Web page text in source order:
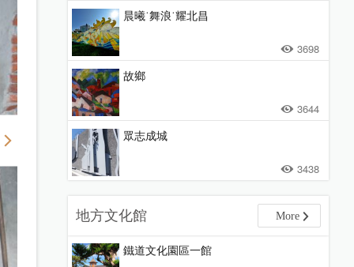
晨曦˙舞浪˙耀北昌
3698
故鄉
3644
眾志成城
3438
地方文化館 More
鐵道文化園區一館